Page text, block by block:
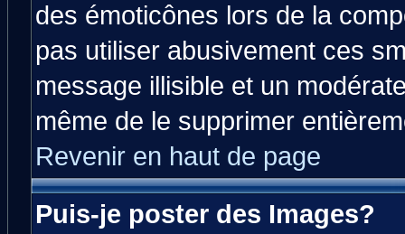
des émoticônes lors de la
pas utiliser abusivement ces
message illisible et un
même de le supprimer
Revenir en haut de page
Puis-je poster des Images?